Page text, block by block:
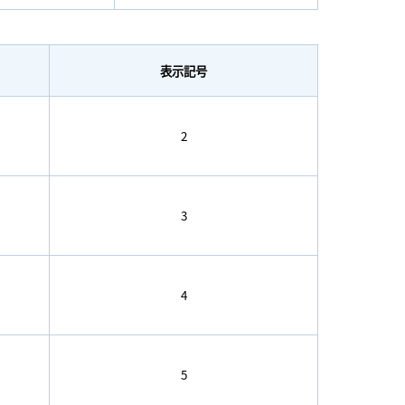
表示記号
2
3
4
5